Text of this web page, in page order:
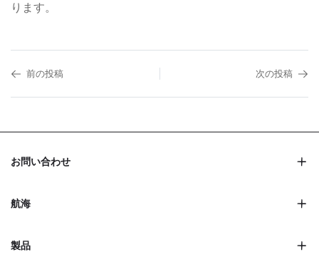
ります。
前の投稿 次の投稿
お問い合わせ
航海
製品